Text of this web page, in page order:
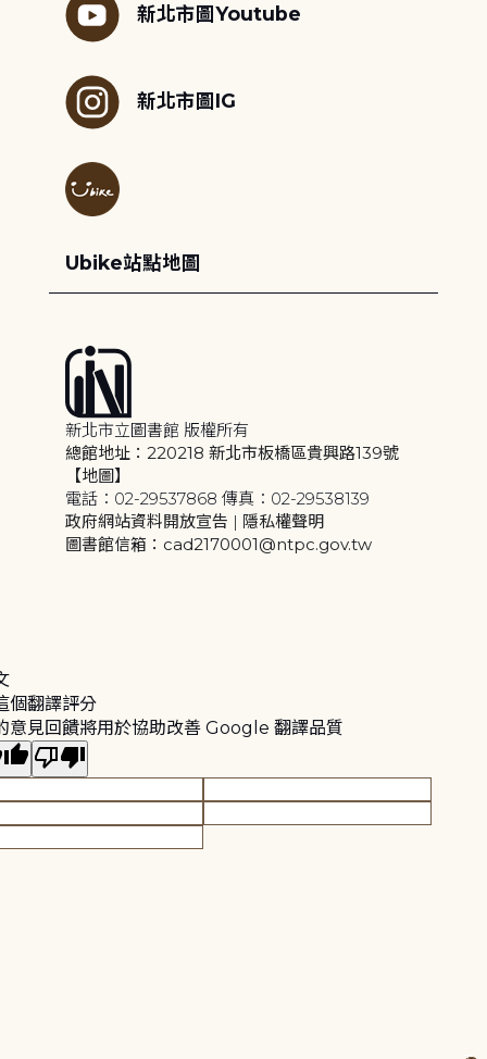
新北市圖Youtube
新北市圖IG
Ubike站點地圖
新北市立圖書館 版權所有
總館地址：220218 新北市板橋區貴興路139號
【地圖】
電話：02-29537868 傳真：02-29538139
政府網站資料開放宣告 | 隱私權聲明
圖書館信箱：cad2170001@ntpc.gov.tw
個翻譯評分
意見回饋將用於協助改善 Google 翻譯品質